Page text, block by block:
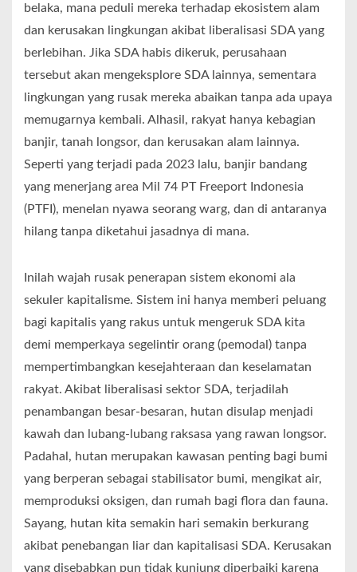
belaka, mana peduli mereka terhadap ekosistem alam
dan kerusakan lingkungan akibat liberalisasi SDA yang
berlebihan. Jika SDA habis dikeruk, perusahaan
tersebut akan mengeksplore SDA lainnya, sementara
lingkungan yang rusak mereka abaikan tanpa ada upaya
memugarnya kembali. Alhasil, rakyat hanya kebagian
banjir, tanah longsor, dan kerusakan alam lainnya.
Seperti yang terjadi pada 2023 lalu, banjir bandang
yang menerjang area Mil 74 PT Freeport Indonesia
(PTFI), menelan nyawa seorang warg, dan di antaranya
hilang tanpa diketahui jasadnya di mana.
Inilah wajah rusak penerapan sistem ekonomi ala
sekuler kapitalisme. Sistem ini hanya memberi peluang
bagi kapitalis yang rakus untuk mengeruk SDA kita
demi memperkaya segelintir orang (pemodal) tanpa
mempertimbangkan kesejahteraan dan keselamatan
rakyat. Akibat liberalisasi sektor SDA, terjadilah
penambangan besar-besaran, hutan disulap menjadi
kawah dan lubang-lubang raksasa yang rawan longsor.
Padahal, hutan merupakan kawasan penting bagi bumi
yang berperan sebagai stabilisator bumi, mengikat air,
memproduksi oksigen, dan rumah bagi flora dan fauna.
Sayang, hutan kita semakin hari semakin berkurang
akibat penebangan liar dan kapitalisasi SDA. Kerusakan
yang disebabkan pun tidak kunjung diperbaiki karena